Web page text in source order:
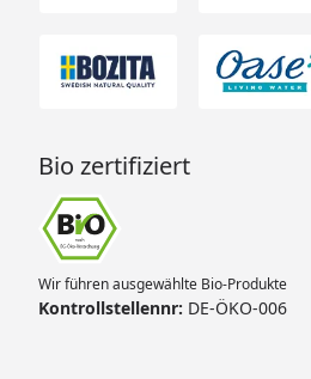
Bio zertifiziert
Wir führen ausgewählte Bio-Produkte
Kontrollstellennr: DE-ÖKO-006